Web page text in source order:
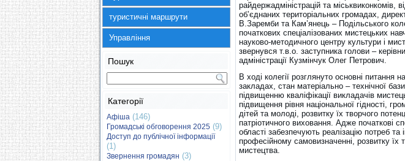
туристичні маршрути
Управління
Пошук
Категорії
Афіша (146)
Громадські обговорення 2025 (9)
Доступ до публічної інформації
(1)
Звернення громадян (3)
райдержадміністрацій та міськвиконкомів,
об’єднаних територіальних громадах,
В.Заремби та Кам’янець – Подільського
початкових спеціалізованих мистецьких
науково-методичного центру культури і
звернувся т.в.о. заступника голови –
адміністрації Кузмінчук Олег Петрович.
В ході колегії розглянуто основні питання
закладах, стан матеріально – технічної
підвищенню кваліфікації викладачів
підвищення рівня національної гідності,
дітей та молоді, розвитку їх творчого
патріотичного виховання. Адже початкові
області забезпечують реалізацію потреб та
професійному самовизначенні, розвитку їх
мистецтва.